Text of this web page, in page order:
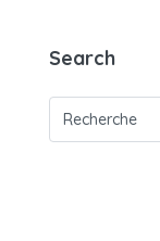
Search